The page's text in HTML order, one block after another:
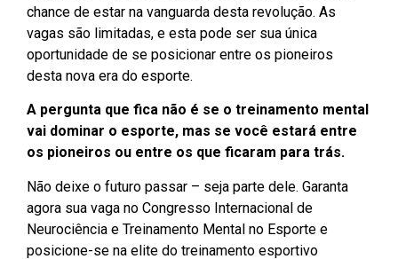
chance de estar na vanguarda desta revolução. As
vagas são limitadas, e esta pode ser sua única
oportunidade de se posicionar entre os pioneiros
desta nova era do esporte.
A pergunta que fica não é se o treinamento mental
vai dominar o esporte, mas se você estará entre
os pioneiros ou entre os que ficaram para trás.
Não deixe o futuro passar – seja parte dele. Garanta
agora sua vaga no Congresso Internacional de
Neurociência e Treinamento Mental no Esporte e
posicione-se na elite do treinamento esportivo